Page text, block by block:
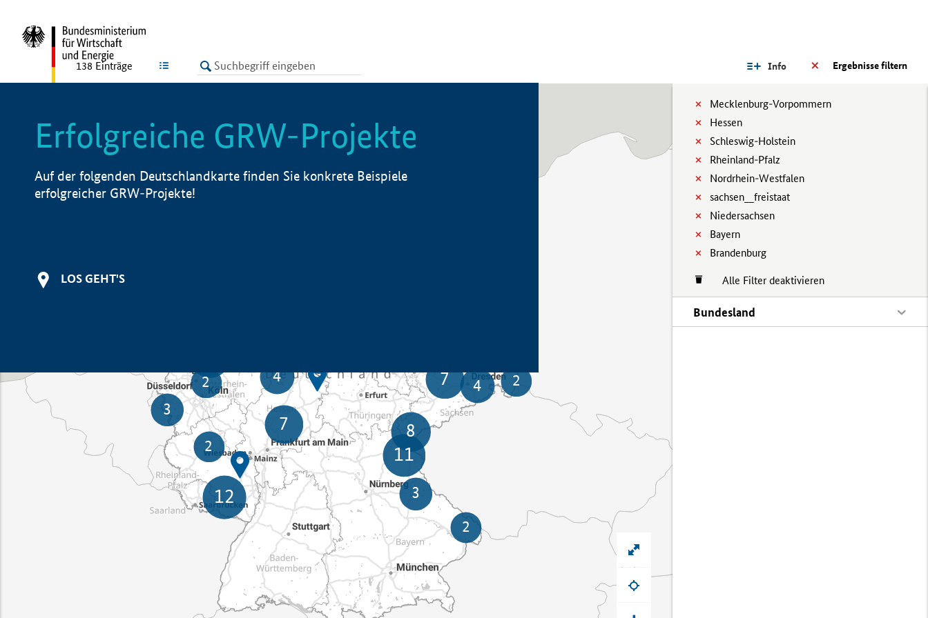
LISTE Ergebnisse filtern
Info
Mecklenburg-Vorpommern
Hessen
Schleswig-Holstein
Rheinland-Pfalz
Nordrhein-Westfalen
sachsen__freistaat
Niedersachsen
Bayern
Brandenburg
Alle Filter deaktivieren
Bundesland
138 Einträge
Erfolgreiche GRW-Projekte
Auf der folgenden Deutschlandkarte finden Sie konkrete Beispiele
erfolgreicher GRW-Projekte!
LOS GEHT'S